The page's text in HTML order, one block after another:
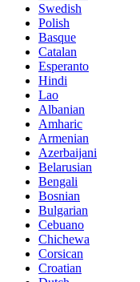
Swedish
Polish
Basque
Catalan
Esperanto
Hindi
Lao
Albanian
Amharic
Armenian
Azerbaijani
Belarusian
Bengali
Bosnian
Bulgarian
Cebuano
Chichewa
Corsican
Croatian